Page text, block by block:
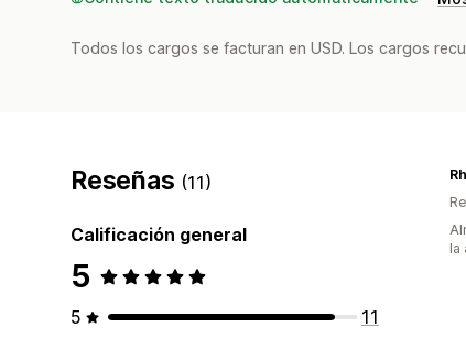
Todos los cargos se facturan en USD. Los cargos
Reseñas (11)
Calificación general
5
5
11
la